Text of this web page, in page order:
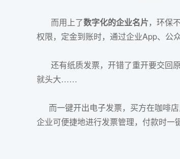
而用上了数字化的企业名片，环保
权限，定金到账时，通过企业App、公
还有纸质发票，开错了重开要交回
就头大……
而一键开出电子发票，买方在咖啡店
企业可便捷地进行发票管理，付款时一